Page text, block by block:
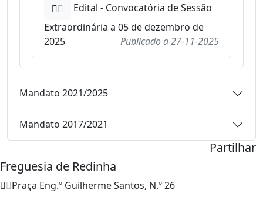
Edital - Convocatória de Sessão
Extraordinária a 05 de dezembro de
2025
Publicado a27-11-2025
Mandato 2021/2025
Mandato 2017/2021
Partilhar
Freguesia de Redinha
Praça Eng.º Guilherme Santos, N.º 26